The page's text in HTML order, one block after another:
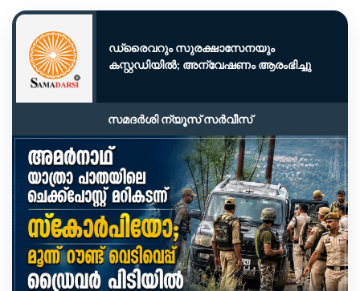
ഡ്രൈവറും സുരക്ഷാസേനയും
കസ്റ്റഡിയിൽ; അന്വേഷണം ആരംഭിച്ചു
സമദർശി ന്യൂസ് സർവീസ്